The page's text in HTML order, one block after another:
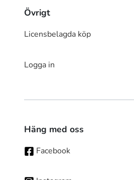
Övrigt
Licensbelagda köp
Logga in
Häng med oss
Facebook